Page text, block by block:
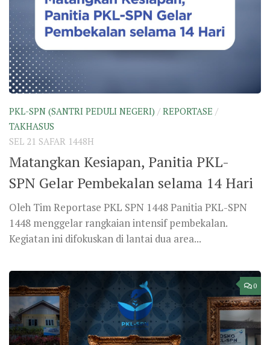
PKL-SPN (SANTRI PEDULI NEGERI) / REPORTASE /
TAKHASUS
SEL 21 SAFAR 1448H
Matangkan Kesiapan, Panitia PKL-
SPN Gelar Pembekalan selama 14 Hari
Oleh Tim Reportase PKL SPN 1448 Panitia PKL-SPN
1448 menggelar rangkaian intensif pembekalan.
Kegiatan ini difokuskan di lantai dua area...
0